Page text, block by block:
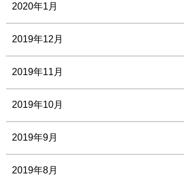
2020年1月
2019年12月
2019年11月
2019年10月
2019年9月
2019年8月